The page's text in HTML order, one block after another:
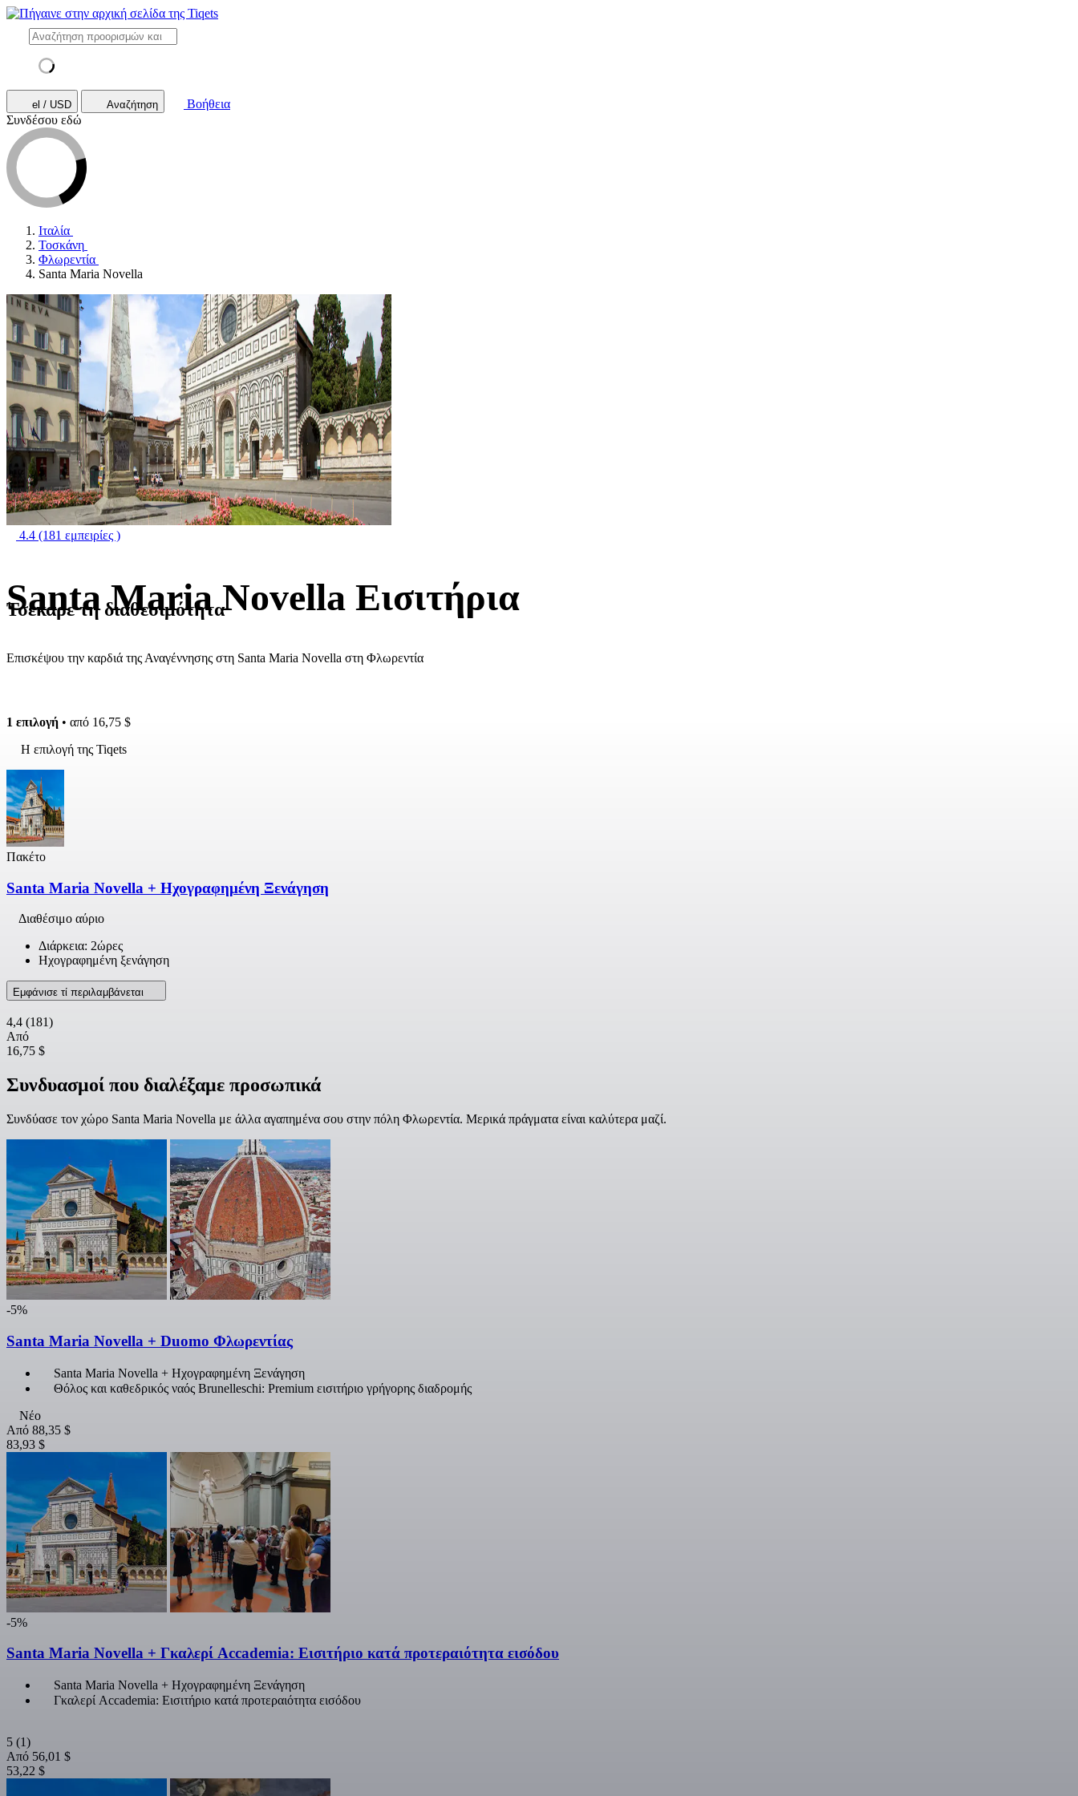
el / USD Αναζήτηση
Βοήθεια
Συνδέσου εδώ
Ιταλία
Τοσκάνη
Φλωρεντία
Santa Maria Novella
4.4 (181 εμπειρίες )
Santa Maria Novella Εισιτήρια
Επισκέψου την καρδιά της Αναγέννησης στη Santa Maria Novella στη Φλωρεντία
Τσέκαρε τη διαθεσιμότητα
1 επιλογή • από 16,75 $
Η επιλογή της Tiqets
Πακέτο
Santa Maria Novella + Ηχογραφημένη Ξενάγηση
Διαθέσιμο αύριο
Διάρκεια: 2ώρες
Ηχογραφημένη ξενάγηση
Εμφάνισε τί περιλαμβάνεται
4,4 (181)
Από
16,75 $
Συνδυασμοί που διαλέξαμε προσωπικά
Συνδύασε τον χώρο Santa Maria Novella με άλλα αγαπημένα σου στην πόλη Φλωρεντία. Μερικά πράγματα είναι καλύτερα μαζί.
-5%
Santa Maria Novella + Duomo Φλωρεντίας
Santa Maria Novella + Ηχογραφημένη Ξενάγηση
Θόλος και καθεδρικός ναός Brunelleschi: Premium εισιτήριο γρήγορης διαδρομής
Νέο
Από 88,35 $
83,93 $
-5%
Santa Maria Novella + Γκαλερί Accademia: Εισιτήριο κατά προτεραιότητα εισόδου
Santa Maria Novella + Ηχογραφημένη Ξενάγηση
Γκαλερί Accademia: Εισιτήριο κατά προτεραιότητα εισόδου
5 (1)
Από 56,01 $
53,22 $